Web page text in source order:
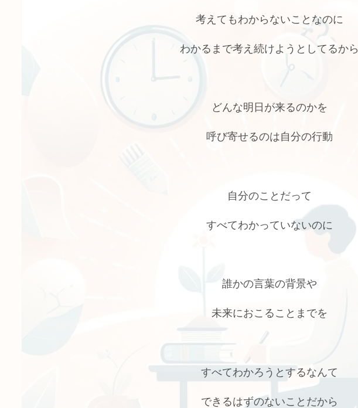
考えてもわからないことなのに
わかるまで考え続けようとしてるから
どんな明日が来るのかを
呼び寄せるのは自分の行動
自分のことだって
すべてわかっていないのに
誰かの言葉の背景や
未来におこることまでを
すべてわかろうとするなんて
できるはずのないことだから